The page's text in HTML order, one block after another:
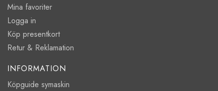
Mina favoriter
Logga in
Köp presentkort
Retur & Reklamation
INFORMATION
Köpguide symaskin